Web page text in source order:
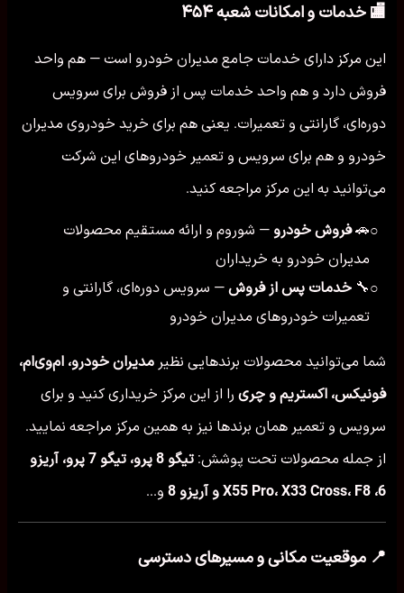
🏬 خدمات و امکانات شعبه ۴۵۴
این مرکز دارای خدمات جامع مدیران خودرو است — هم واحد
فروش دارد و هم واحد خدمات پس از فروش برای سرویس
دوره‌ای، گارانتی و تعمیرات. یعنی هم برای خرید خودروی مدیران
خودرو و هم برای سرویس و تعمیر خودروهای این شرکت
می‌توانید به این مرکز مراجعه کنید.
○
🚗فروش خودرو — شوروم و ارائه مستقیم محصولات
مدیران خودرو به خریداران
○
🔧 خدمات پس از فروش — سرویس دوره‌ای، گارانتی و
تعمیرات خودروهای مدیران خودرو
شما می‌توانید محصولات برندهایی نظیر مدیران خودرو، ام‌وی‌ام،
فونیکس، اکستریم و چری را از این مرکز خریداری کنید و برای
سرویس و تعمیر همان برندها نیز به همین مرکز مراجعه نمایید.
از جمله محصولات تحت پوشش:
تیگو 8 پرو، تیگو 7 پرو، آریزو
6، X55 Pro، X33 Cross، F8 و آریزو 8
و...
📍 موقعیت مکانی و مسیرهای دسترسی